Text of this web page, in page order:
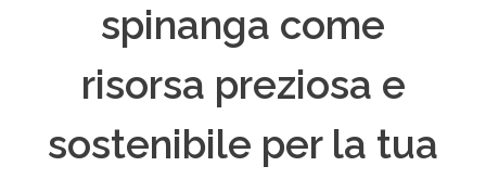
spinanga come
risorsa preziosa e
sostenibile per la tua